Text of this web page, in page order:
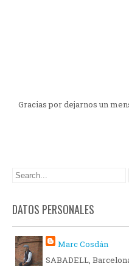
Gracias por dejarnos un
DATOS PERSONALES
Marc Cosdán
SABADELL,